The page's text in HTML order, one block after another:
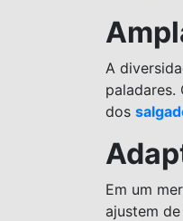
A
paladares.
dos
Em um
ajustem